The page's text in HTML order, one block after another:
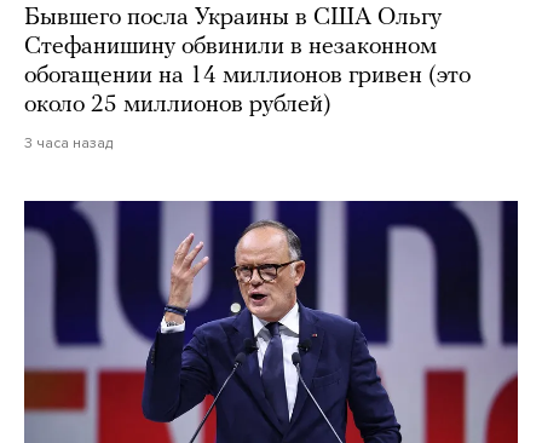
Бывшего посла Украины в США Ольгу
Стефанишину обвинили в незаконном
обогащении на 14 миллионов гривен (это
около 25 миллионов рублей)
3 часа назад